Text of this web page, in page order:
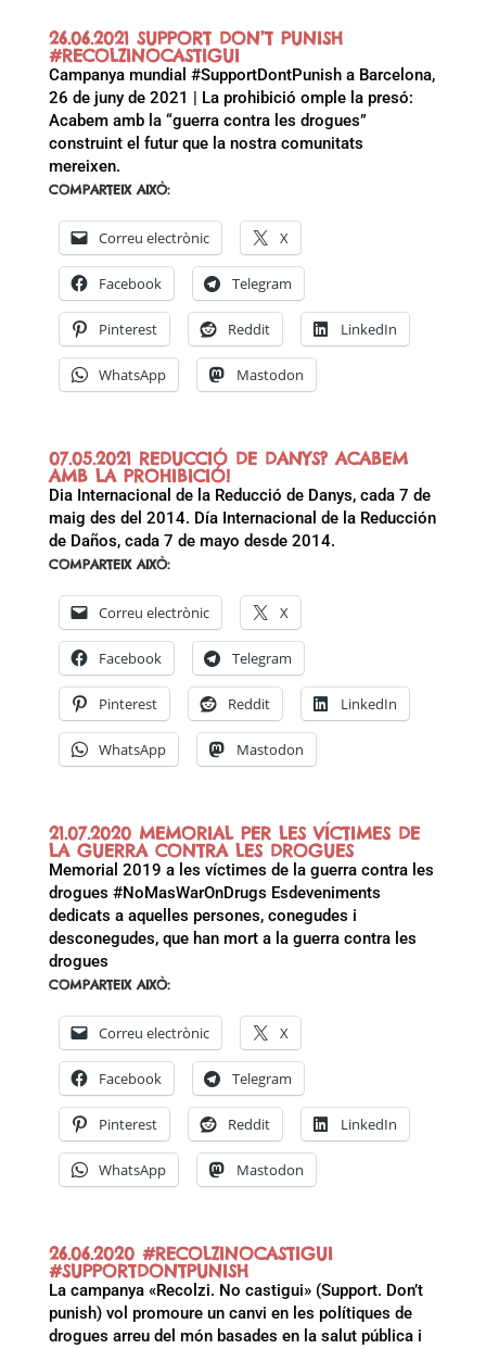
26.06.2021 SUPPORT DON’T PUNISH
#RECOLZINOCASTIGUI
Campanya mundial #SupportDontPunish a Barcelona,
26 de juny de 2021 | La prohibició omple la presó:
Acabem amb la “guerra contra les drogues”
construint el futur que la nostra comunitats
mereixen.
COMPARTEIX AIXÒ:
Correu electrònic X
Facebook Telegram
Pinterest Reddit LinkedIn
WhatsApp Mastodon
07.05.2021 REDUCCIÓ DE DANYS? ACABEM
AMB LA PROHIBICIÓ!
Dia Internacional de la Reducció de Danys, cada 7 de
maig des del 2014. Día Internacional de la Reducción
de Daños, cada 7 de mayo desde 2014.
COMPARTEIX AIXÒ:
Correu electrònic X
Facebook Telegram
Pinterest Reddit LinkedIn
WhatsApp Mastodon
21.07.2020 MEMORIAL PER LES VÍCTIMES DE
LA GUERRA CONTRA LES DROGUES
Memorial 2019 a les víctimes de la guerra contra les
drogues #NoMasWarOnDrugs Esdeveniments
dedicats a aquelles persones, conegudes i
desconegudes, que han mort a la guerra contra les
drogues
COMPARTEIX AIXÒ:
Correu electrònic X
Facebook Telegram
Pinterest Reddit LinkedIn
WhatsApp Mastodon
26.06.2020 #RECOLZINOCASTIGUI
#SUPPORTDONTPUNISH
La campanya «Recolzi. No castigui» (Support. Don’t
punish) vol promoure un canvi en les polítiques de
drogues arreu del món basades en la salut pública i